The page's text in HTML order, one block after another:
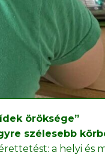
öröksége”
szélesebb
a helyi és